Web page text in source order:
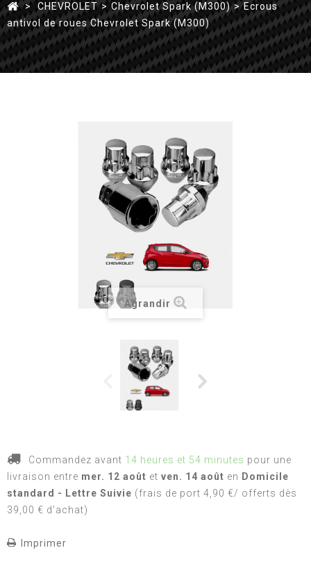
> CHEVROLET > Chevrolet Spark (M300) > Ecrous
antivol de roues Chevrolet Spark (M300)
Agrandir
Commandez avant 14 heures et 54 minutes pour une
livraison entre mer. 12 août et ven. 14 août en Domicile
standard - Lettre Suivie (frais de port 4,90 €/ offerts dès
39,00 € d'achat)
Imprimer